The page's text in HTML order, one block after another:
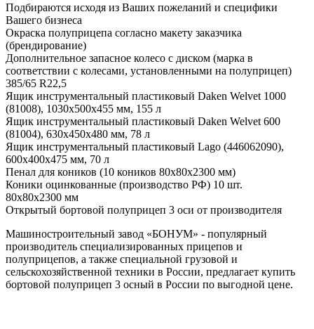
Подбираются исходя из Ваших пожеланий и специфики
Вашего бизнеса
Окраска полуприцепа согласно макету заказчика
(брендирование)
Дополнительное запасное колесо с диском (марка в
соответствии с колесами, установленными на полуприцеп)
385/65 R22,5
Ящик инструментальный пластиковый Daken Welvet 1000
(81008), 1030x500x455 мм, 155 л
Ящик инструментальный пластиковый Daken Welvet 600
(81004), 630x450x480 мм, 78 л
Ящик инструментальный пластиковый Lago (446062090),
600x400x475 мм, 70 л
Пенал для коников (10 коников 80х80х2300 мм)
Коники оцинкованные (производство РФ) 10 шт.
80х80х2300 мм
Открытый бортовой полуприцеп 3 оси от производителя
Машиностроительный завод «БОНУМ» - популярный
производитель специализированных прицепов и
полуприцепов, а также специальной грузовой и
сельскохозяйственной техники в России, предлагает купить
бортовой полуприцеп 3 осный в России по выгодной цене.